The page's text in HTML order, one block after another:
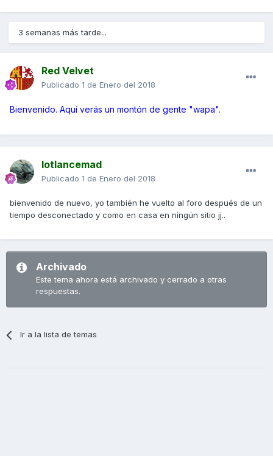
3 semanas más tarde...
Red Velvet
Publicado 1 de Enero del 2018
Bienvenido. Aquí verás un montón de gente "wapa".
lotlancemad
Publicado 1 de Enero del 2018
bienvenido de nuevo, yo también he vuelto al foro después de un
tiempo desconectado y como en casa en ningún sitio jj..
Archivado
Este tema ahora está archivado y cerrado a otras
respuestas.
Ir a la lista de temas